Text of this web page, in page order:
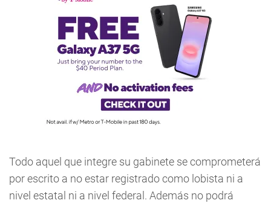
Todo aquel que integre su gabinete se comprometerá
por escrito a no estar registrado como lobista ni a
nivel estatal ni a nivel federal. Además no podrá